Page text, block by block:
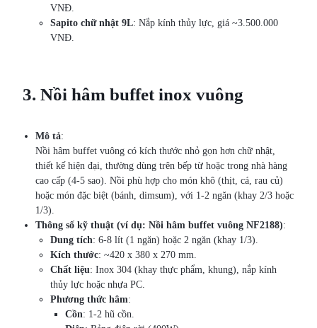
VNĐ.
Sapito chữ nhật 9L: Nắp kính thủy lực, giá ~3.500.000
VNĐ.
3. Nồi hâm buffet inox vuông
Mô tả:
Nồi hâm buffet vuông có kích thước nhỏ gọn hơn chữ nhật,
thiết kế hiện đại, thường dùng trên bếp từ hoặc trong nhà hàng
cao cấp (4-5 sao). Nồi phù hợp cho món khô (thịt, cá, rau củ)
hoặc món đặc biệt (bánh, dimsum), với 1-2 ngăn (khay 2/3 hoặc
1/3).
Thông số kỹ thuật (ví dụ: Nồi hâm buffet vuông NF2188):
Dung tích: 6-8 lít (1 ngăn) hoặc 2 ngăn (khay 1/3).
Kích thước: ~420 x 380 x 270 mm.
Chất liệu: Inox 304 (khay thực phẩm, khung), nắp kính
thủy lực hoặc nhựa PC.
Phương thức hâm:
Cồn: 1-2 hũ cồn.